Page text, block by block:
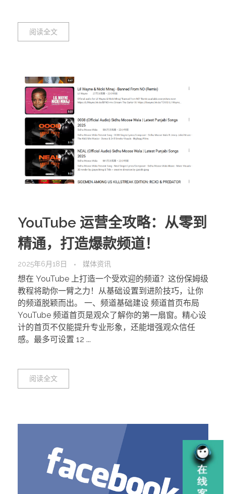
阅读全文
YouTube 运营全攻略：从零到
精通，打造爆款频道！
2025年6月18日 媒体资讯
想在 YouTube 上打造一个受欢迎的频道？这份保姆级
教程将助你一臂之力！从基础设置到进阶技巧，让你
的频道脱颖而出。 一、频道基础建设 频道首页布局
YouTube 频道首页是观众了解你的第一扇窗。精心设
计的首页不仅能提升专业形象，还能增强观众信任
感。最多可设置 12 ...
阅读全文